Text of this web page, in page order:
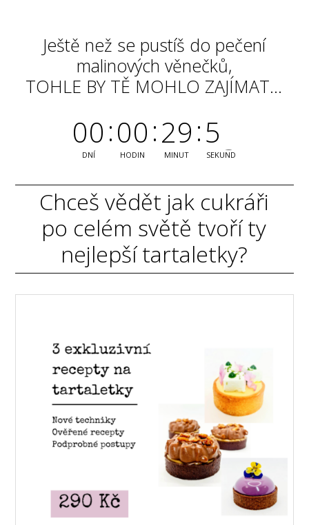
Ještě než se pustíš do pečení
malinových věnečků,
TOHLE BY TĚ MOHLO ZAJÍMAT...
00
DNÍ
00
HODIN
29
MINUT
5
SEKUND
Chceš vědět jak cukráři
po celém světě tvoří ty
nejlepší tartaletky?